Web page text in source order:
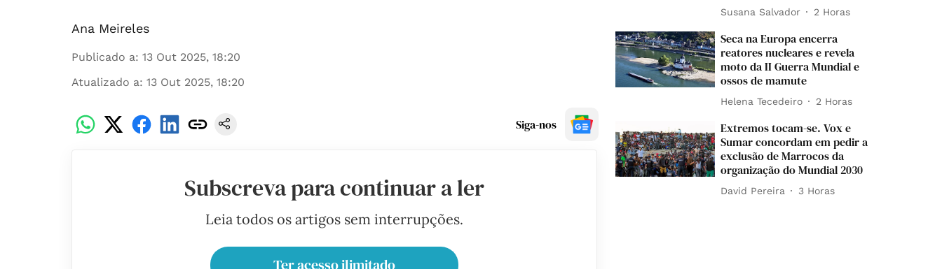
Ana Meireles
Publicado a: 13 Out 2025, 18:20
Atualizado a: 13 Out 2025, 18:20
Siga-nos
Subscreva para continuar a ler
Leia todos os artigos sem interrupções.
Ter acesso ilimitado
Susana Salvador 2 Horas
Seca na Europa encerra
reatores nucleares e revela
moto da II Guerra Mundial e
ossos de mamute
Helena Tecedeiro 2 Horas
Extremos tocam-se. Vox e
Sumar concordam em pedir a
exclusão de Marrocos da
organização do Mundial 2030
David Pereira 3 Horas